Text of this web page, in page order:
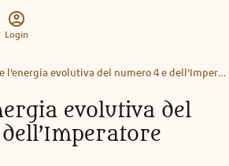
Login
Marzo e l’energia evolutiva del numero 4 e dell’Imperatore
evolutiva del